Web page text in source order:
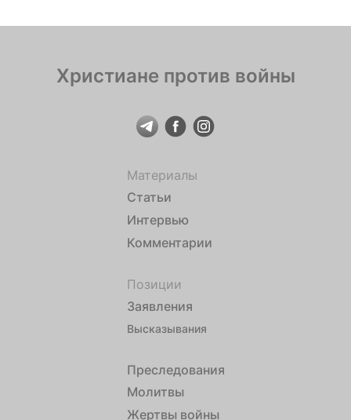
Христиане против войны
Материалы
Статьи
Интервью
Комментарии
Позиции
Заявления
Высказывания
Преследования
Молитвы
Жертвы войны